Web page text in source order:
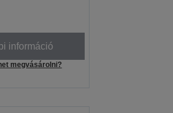
információ
megvásárolni?